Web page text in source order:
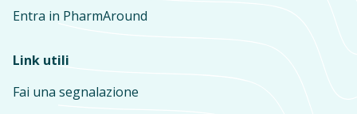
Entra in PharmAround
Link utili
Fai una segnalazione